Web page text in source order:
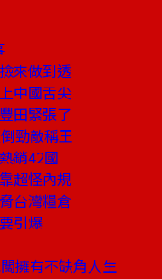
來做到透
中國舌尖
田緊張了
勁敵稱王
銷42國
超怪內規
台灣糧倉
引爆
擁有不缺角人生